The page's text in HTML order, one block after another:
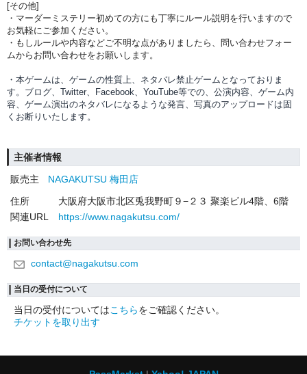
[その他]
・マーダーミステリー初めての方にも丁寧にルール説明を行いますので
お気軽にご参加ください。
・もしルールや内容などご不明な点がありましたら、問い合わせフォー
ムからお問い合わせをお願いします。
・本ゲームは、ゲームの性質上、ネタバレ禁止ゲームとなっておりま
す。ブログ、Twitter、Facebook、YouTube等での、 公演内容、 ゲーム内
容、ゲーム演出のネタバレになるような発言、写真のアップロードは固
くお断りいたします。
主催者情報
販売主
NAGAKUTSU 梅田店
住所
大阪府大阪市北区兎我野町９−２３ 聚楽ビル4階、6階
関連URL
https://www.nagakutsu.com/
お問い合わせ先
contact@nagakutsu.com
当日の受付について
当日の受付についてはこちらをご確認ください。
チケットを取り出す